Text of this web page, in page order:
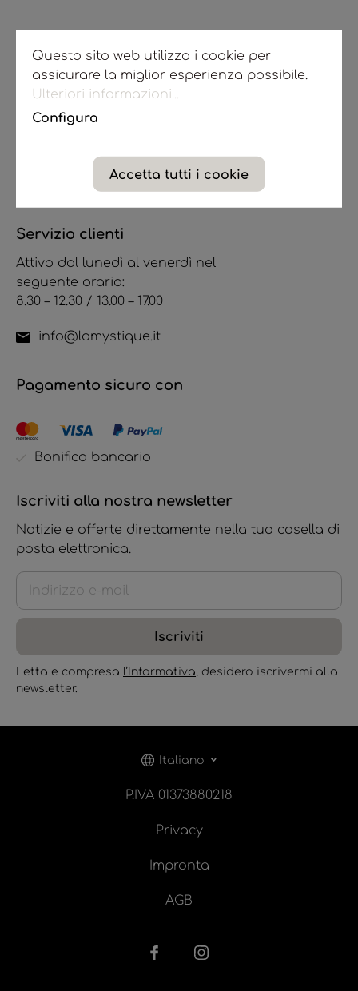
Assistenza
Servizio clienti
Attivo dal lunedì al venerdì nel
seguente orario:
8.30 – 12.30 / 13.00 – 17.00
info@lamystique.it
Pagamento sicuro con
Bonifico bancario
Iscriviti alla nostra newsletter
Notizie e offerte direttamente nella tua casella di
posta elettronica.
Iscriviti
Letta e compresa l’Informativa, desidero iscrivermi alla
newsletter.
Italiano
P.IVA 01373880218
Privacy
Impronta
AGB
Questo sito web utilizza i cookie per
assicurare la miglior esperienza possibile.
Ulteriori informazioni...
Configura
Accetta tutti i cookie